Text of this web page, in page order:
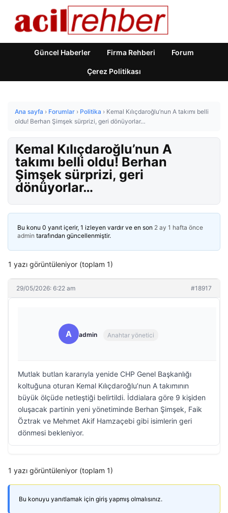
Güncel Haberler Firma Rehberi Forum
Çerez Politikası
Ana sayfa › Forumlar › Politika › Kemal Kılıçdaroğlu’nun A takımı belli
oldu! Berhan Şimşek sürprizi, geri dönüyorlar…
Kemal Kılıçdaroğlu’nun A
takımı belli oldu! Berhan
Şimşek sürprizi, geri
dönüyorlar…
Bu konu 0 yanıt içerir, 1 izleyen vardır ve en son 2 ay 1 hafta önce
admin tarafından güncellenmiştir.
1 yazı görüntüleniyor (toplam 1)
29/05/2026: 6:22 am #18917
A admin Anahtar yönetici
Mutlak butlan kararıyla yenide CHP Genel Başkanlığı
koltuğuna oturan Kemal Kılıçdaroğlu’nun A takımının
büyük ölçüde netleştiği belirtildi. İddialara göre 9 kişiden
oluşacak partinin yeni yönetiminde Berhan Şimşek, Faik
Öztrak ve Mehmet Akif Hamzaçebi gibi isimlerin geri
dönmesi bekleniyor.
1 yazı görüntüleniyor (toplam 1)
Bu konuyu yanıtlamak için giriş yapmış olmalısınız.